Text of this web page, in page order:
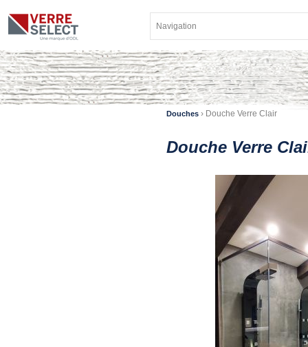
Douches › Douche Verre Clair
Douche Verre